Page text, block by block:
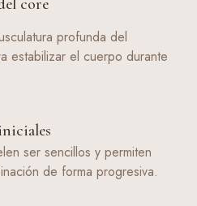
core
profunda del
estabilizar el cuerpo durante
ser sencillos y permiten
de forma progresiva.